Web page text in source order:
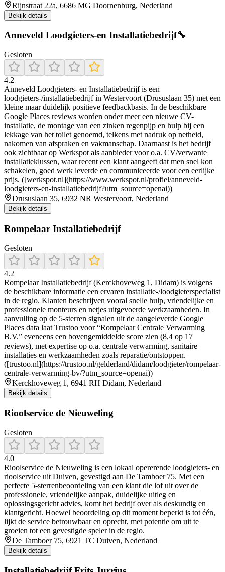
Rijnstraat 22a, 6686 MG Doornenburg, Nederland
Bekijk details
Anneveld Loodgieters-en Installatiebedrijf🔧
Gesloten
4.2
Anneveld Loodgieters- en Installatiebedrijf is een
loodgieters-/installatiebedrijf in Westervoort (Drususlaan 35) met een
kleine maar duidelijk positieve feedbackbasis. In de beschikbare
Google Places reviews worden onder meer een nieuwe CV-
installatie, de montage van een zinken regenpijp en hulp bij een
lekkage van het toilet genoemd, telkens met nadruk op netheid,
nakomen van afspraken en vakmanschap. Daarnaast is het bedrijf
ook zichtbaar op Werkspot als aanbieder voor o.a. CV/verwante
installatieklussen, waar recent een klant aangeeft dat men snel kon
schakelen, goed werk leverde en communiceerde voor een eerlijke
prijs. ([werkspot.nl](https://www.werkspot.nl/profiel/anneveld-
loodgieters-en-installatiebedrijf?utm_source=openai))
Drususlaan 35, 6932 NR Westervoort, Nederland
Bekijk details
Rompelaar Installatiebedrijf
Gesloten
4.2
Rompelaar Installatiebedrijf (Kerckhoveweg 1, Didam) is volgens
de beschikbare informatie een ervaren installatie-/loodgieterspecialist
in de regio. Klanten beschrijven vooral snelle hulp, vriendelijke en
professionele monteurs en netjes uitgevoerde werkzaamheden. In
aanvulling op de 5-sterren signalen uit de aangeleverde Google
Places data laat Trustoo voor “Rompelaar Centrale Verwarming
B.V.” eveneens een bovengemiddelde score zien (8,4 op 17
reviews), met expertise op o.a. centrale verwarming, sanitaire
installaties en werkzaamheden zoals reparatie/ontstoppen.
([trustoo.nl](https://trustoo.nl/gelderland/didam/loodgieter/rompelaar-
centrale-verwarming-bv/?utm_source=openai))
Kerckhoveweg 1, 6941 RH Didam, Nederland
Bekijk details
Rioolservice de Nieuweling
Gesloten
4.0
Rioolservice de Nieuweling is een lokaal opererende loodgieters- en
rioolservice uit Duiven, gevestigd aan De Tamboer 75. Met een
perfecte 5‑sterrenbeoordeling van een klant die lof uit over de
professionele, vriendelijke aanpak, duidelijke uitleg en
oplossingsgericht advies, komt het bedrijf over als deskundig en
klantgericht. Hoewel beoordeling op dit moment beperkt is tot één,
lijkt de service betrouwbaar en oprecht, met potentie om uit te
groeien tot een gevestigde speler in de regio.
De Tamboer 75, 6921 TC Duiven, Nederland
Bekijk details